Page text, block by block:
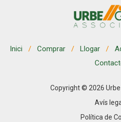
Inici Comprar Llogar
Copyright © 2026
Avís
Política de
instal·lades al disc dur, encara
compte que aquesta acció
navegació de la pàgina web.
Analítiques i
Permeten fer el seguiment i
mesurament de l'activitat del
perfils de navegació dels
funció de l'anàlisi de les dades
servei. Permeten desar la
l'usuari per millorar la qualitat